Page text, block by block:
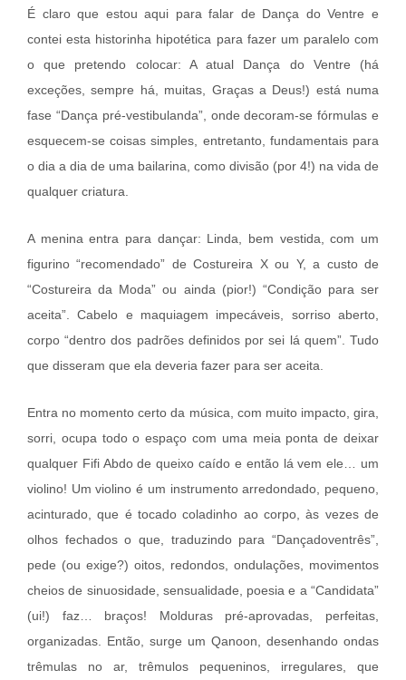
É claro que estou aqui para falar de Dança do Ventre e
contei esta historinha hipotética para fazer um paralelo com
o que pretendo colocar: A atual Dança do Ventre (há
exceções, sempre há, muitas, Graças a Deus!) está numa
fase “Dança pré-vestibulanda”, onde decoram-se fórmulas e
esquecem-se coisas simples, entretanto, fundamentais para
o dia a dia de uma bailarina, como divisão (por 4!) na vida de
qualquer criatura.
A menina entra para dançar: Linda, bem vestida, com um
figurino “recomendado” de Costureira X ou Y, a custo de
“Costureira da Moda” ou ainda (pior!) “Condição para ser
aceita”. Cabelo e maquiagem impecáveis, sorriso aberto,
corpo “dentro dos padrões definidos por sei lá quem”. Tudo
que disseram que ela deveria fazer para ser aceita.
Entra no momento certo da música, com muito impacto, gira,
sorri, ocupa todo o espaço com uma meia ponta de deixar
qualquer Fifi Abdo de queixo caído e então lá vem ele… um
violino! Um violino é um instrumento arredondado, pequeno,
acinturado, que é tocado coladinho ao corpo, às vezes de
olhos fechados o que, traduzindo para “Dançadoventrês”,
pede (ou exige?) oitos, redondos, ondulações, movimentos
cheios de sinuosidade, sensualidade, poesia e a “Candidata”
(ui!) faz… braços! Molduras pré-aprovadas, perfeitas,
organizadas. Então, surge um Qanoon, desenhando ondas
trêmulas no ar, trêmulos pequeninos, irregulares, que